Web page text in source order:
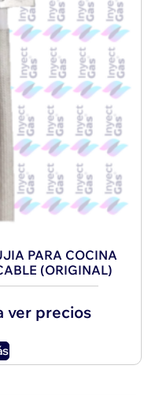
PARA COCINA
(ORIGINAL)
ver precios